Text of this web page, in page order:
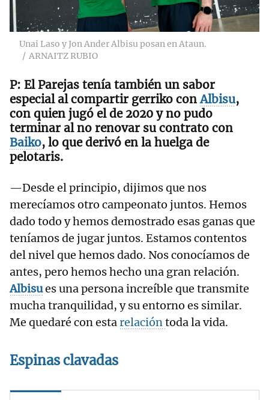
Unai Laso y Jon Ander Albisu posan en Ataun.
ARNAITZ RUBIO
El Parejas tenía también un sabor
especial al compartir gerriko conAlbisu,
con quien jugó el de 2020 y no pudo
terminar al no renovar su contrato con
Baiko, lo que derivó en la huelga de
pelotaris.
—Desde el principio, dijimos que nos
merecíamos otro campeonato juntos. Hemos
dado todo y hemos demostrado esas ganas que
teníamos de jugar juntos. Estamos contentos
del nivel que hemos dado. Nos conocíamos de
antes, pero hemos hecho una gran relación.
Albisues una persona increíble que transmite
mucha tranquilidad, y su entorno es similar.
Me quedaré con estarelacióntoda la vida.
Espinas clavadas